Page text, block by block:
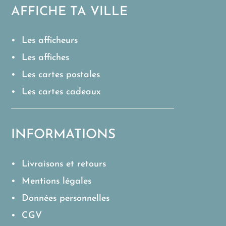
AFFICHE TA VILLE
• Les afficheurs
• Les affiches
• Les cartes postales
• Les cartes cadeaux
INFORMATIONS
• Livraisons et retours
• Mentions légales
• Données personnelles
• CGV